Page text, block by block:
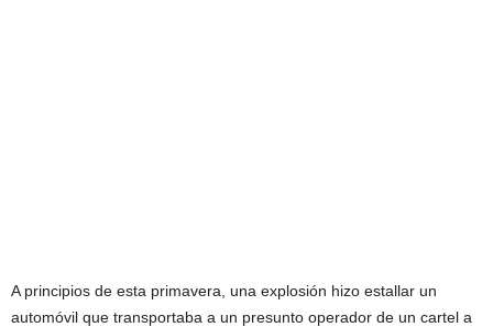
A principios de esta primavera, una explosión hizo estallar un
automóvil que transportaba a un presunto operador de un cartel a